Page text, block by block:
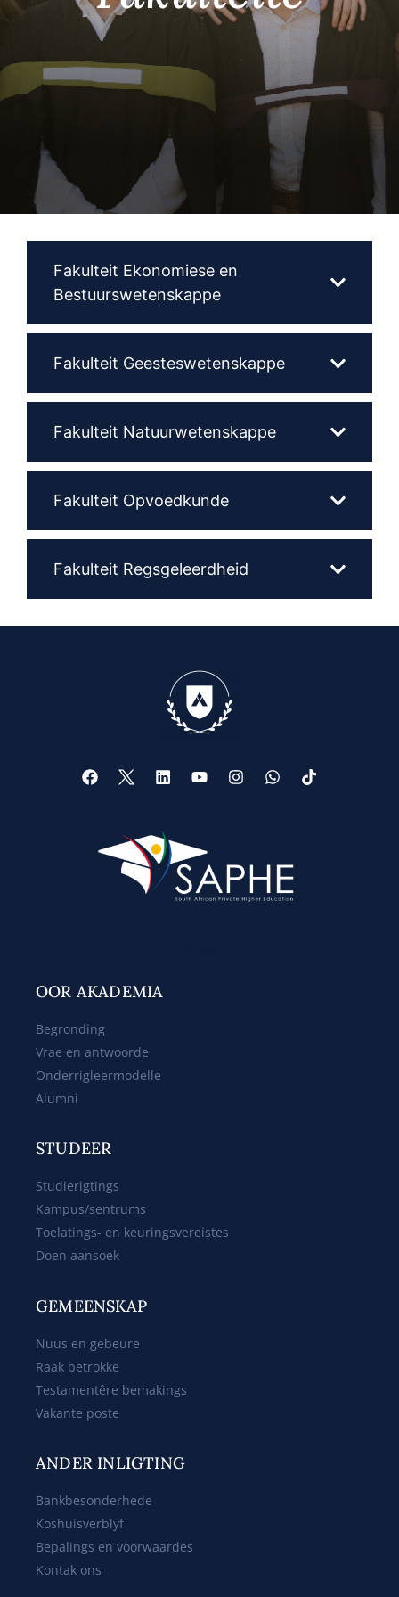
Fakulteit Ekonomiese en
Bestuurswetenskappe
Fakulteit Geesteswetenskappe
Fakulteit Natuurwetenskappe
Fakulteit Opvoedkunde
Fakulteit Regsgeleerdheid
OOR AKADEMIA
Begronding
Vrae en antwoorde
Onderrigleermodelle
Alumni
STUDEER
Studierigtings
Kampus/sentrums
Toelatings- en keuringsvereistes
Doen aansoek
GEMEENSKAP
Nuus en gebeure
Raak betrokke
Testamentêre bemakings
Vakante poste
ANDER INLIGTING
Bankbesonderhede
Koshuisverblyf
Bepalings en voorwaardes
Kontak ons